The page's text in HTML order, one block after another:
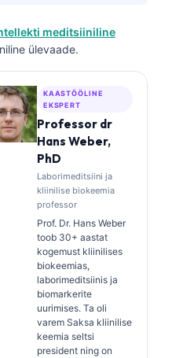
meditsiiniline
ülevaade.
KAASTÖÖLINE
EKSPERT
Professor dr
Hans Weber,
PhD
Laborimeditsiini ja
kliinilise biokeemia
professor
Prof. Dr. Hans Weber
toob 30+ aastat
kogemust kliinilises
biokeemias,
laborimeditsiinis ja
biomarkerite
uurimises. Ta oli
varem Saksa kliinilise
keemia seltsi
president ning on